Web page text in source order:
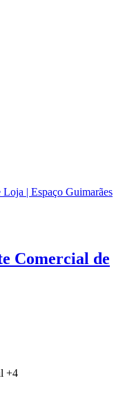
Loja | Espaço Guimarães
Comercial de
+4